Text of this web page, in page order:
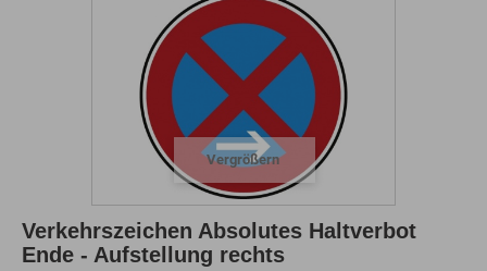
Vergrößern
Verkehrszeichen Absolutes Haltverbot
Ende - Aufstellung rechts